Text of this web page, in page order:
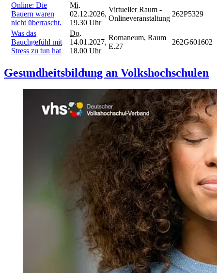
Online: Die
Bauern waren
nicht überrascht.
Mi.
02.12.2026,
19.30 Uhr
Virtueller Raum -
Onlineveranstaltung
262P5329
Was das
Bauchgefühl mit
Stress zu tun hat
Do.
14.01.2027,
18.00 Uhr
Romaneum, Raum
E.27
262G601602
Gesundheitsbildung an Volkshochschulen